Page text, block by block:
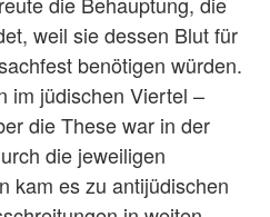
weil sie dessen Blut für
benötigen würden.
im jüdischen Viertel –
die These war in der
die jeweiligen
kam es zu antijüdischen